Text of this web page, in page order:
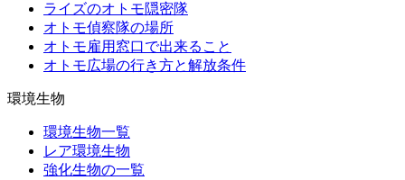
ライズのオトモ隠密隊
オトモ偵察隊の場所
オトモ雇用窓口で出来ること
オトモ広場の行き方と解放条件
環境生物
環境生物一覧
レア環境生物
強化生物の一覧